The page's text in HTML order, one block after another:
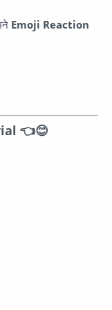
Emoji Reaction
👈😊